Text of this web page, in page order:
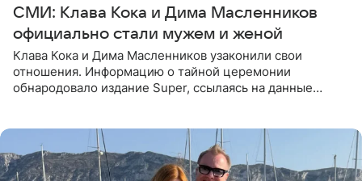
СМИ: Клава Кока и Дима Масленников
официально стали мужем и женой
Клава Кока и Дима Масленников узаконили свои
отношения. Информацию о тайной церемонии
обнародовало издание Super, ссылаясь на данные